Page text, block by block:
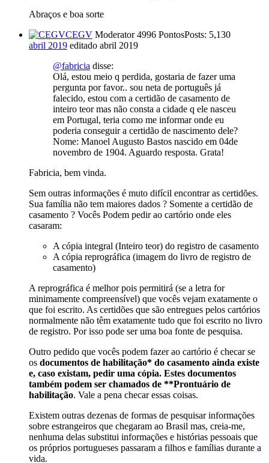
Abraços e boa sorte
CEGV Moderator 4996 PontosPosts: 5,130
abril 2019 editado abril 2019
@fabricia disse:
Olá, estou meio q perdida, gostaria de fazer uma
pergunta por favor.. sou neta de português já
falecido, estou com a certidão de casamento de
inteiro teor mas não consta a cidade q ele nasceu
em Portugal, teria como me informar onde eu
poderia conseguir a certidão de nascimento dele?
Nome: Manoel Augusto Bastos nascido em 04de
novembro de 1904. Aguardo resposta. Grata!
Fabricia, bem vinda.
Sem outras informações é muto difícil encontrar as certidões.
Sua família não tem maiores dados ? Somente a certidão de
casamento ? Vocês Podem pedir ao cartório onde eles
casaram:
A cópia integral (Inteiro teor) do registro de casamento
A cópia reprográfica (imagem do livro de registro de
casamento)
A reprográfica é melhor pois permitirá (se a letra for
minimamente compreensível) que vocês vejam exatamente o
que foi escrito. As certidões que são entregues pelos cartórios
normalmente não têm exatamente tudo que foi escrito no livro
de registro. Por isso pode ser uma boa fonte de pesquisa.
Outro pedido que vocês podem fazer ao cartório é checar se
os documentos de habilitação* do casamento ainda existe
e, caso existam, pedir uma cópia. Estes documentos
também podem ser chamados de **Prontuário de
habilitação. Vale a pena checar essas coisas.
Existem outras dezenas de formas de pesquisar informações
sobre estrangeiros que chegaram ao Brasil mas, creia-me,
nenhuma delas substitui informações e histórias pessoais que
os próprios portugueses passaram a filhos e famílias durante a
vida.